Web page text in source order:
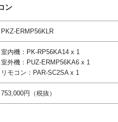
ン
PKZ-ERMP56KLR
室内機：PK-RP56KA14 x 1
室外機：PUZ-ERMP56KA6 x 1
リモコン：PAR-SC2SA x 1
753,000円（税抜）